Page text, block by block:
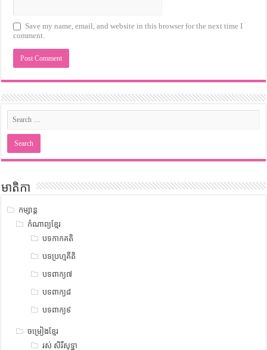
Save my name, email, and website in this browser for the next time I
comment.
មាតិកា
កម្សាន្ត
កំណាព្យខ្មែរ
បទកាកគតិ
បទប្រហ្មគីតិ
បទពាក្យ៧
បទពាក្យ៨
បទពាក្យ៩
ចម្រៀងខ្មែរ
រស់ សិរីសុទ្ឋា